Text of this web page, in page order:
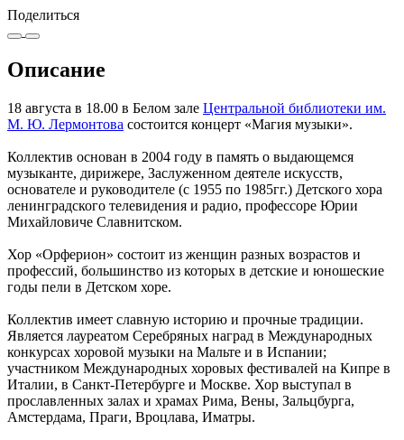
Поделиться
Описание
18 августа в 18.00 в Белом зале Центральной библиотеки им.
М. Ю. Лермонтова состоится концерт «Магия музыки».
Коллектив основан в 2004 году в память о выдающемся
музыканте, дирижере, Заслуженном деятеле искусств,
основателе и руководителе (с 1955 по 1985гг.) Детского хора
ленинградского телевидения и радио, профессоре Юрии
Михайловиче Славнитском.
Хор «Орферион» состоит из женщин разных возрастов и
профессий, большинство из которых в детские и юношеские
годы пели в Детском хоре.
Коллектив имеет славную историю и прочные традиции.
Является лауреатом Серебряных наград в Международных
конкурсах хоровой музыки на Мальте и в Испании;
участником Международных хоровых фестивалей на Кипре в
Италии, в Санкт-Петербурге и Москве. Хор выступал в
прославленных залах и храмах Рима, Вены, Зальцбурга,
Амстердама, Праги, Вроцлава, Иматры.